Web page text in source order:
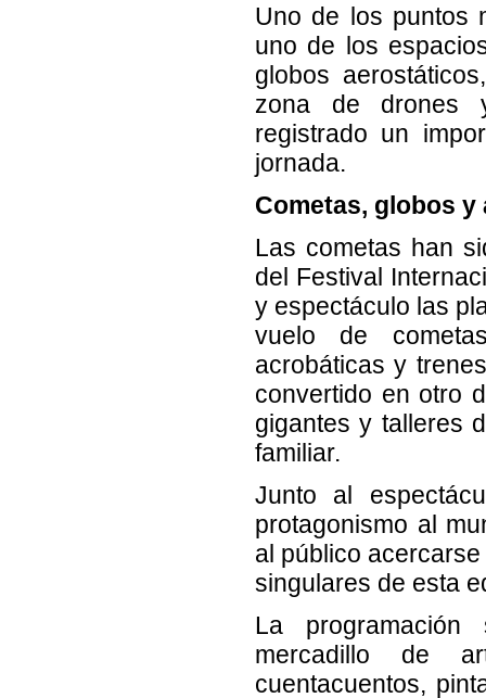
Uno de los puntos
uno de los
globos
zona de drones
registrado un
jornada.
Cometas, globos
Las cometas han
del Festival
y espectáculo las
vuelo de
acrobáticas y
convertido en otro
gigantes y talleres
familiar.
Junto al
protagonismo al
al público
singulares de esta
La programación
mercadillo de
cuentacuentos,